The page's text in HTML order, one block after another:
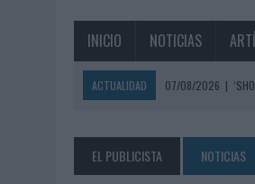
INICIO NOTICIAS
ACTUALIDAD 07/08/2026 |
07/08/2026 | MG SPIRIT RELANZA
EL PUBLICISTA NOTICIAS